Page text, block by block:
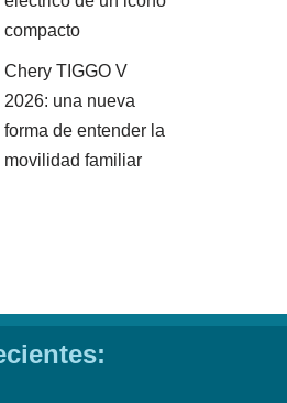
compacto
Chery TIGGO V
2026: una nueva
forma de entender la
movilidad familiar